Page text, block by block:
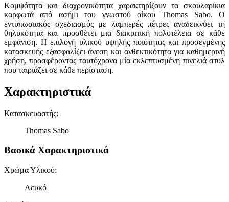
Κομψότητα και διαχρονικότητα χαρακτηρίζουν τα σκουλαρίκια
καρφωτά από ασήμι του γνωστού οίκου Thomas Sabo. Ο
εντυπωσιακός σχεδιασμός με λαμπερές πέτρες αναδεικνύει τη
θηλυκότητα και προσθέτει μια διακριτική πολυτέλεια σε κάθε
εμφάνιση. Η επιλογή υλικού υψηλής ποιότητας και προσεγμένης
κατασκευής εξασφαλίζει άνεση και ανθεκτικότητα για καθημερινή
χρήση, προσφέροντας ταυτόχρονα μία εκλεπτυσμένη πινελιά στυλ
που ταιριάζει σε κάθε περίσταση.
Χαρακτηριστικά
Κατασκευαστής:
Thomas Sabo
Βασικά Χαρακτηριστικά
Χρώμα Υλικού:
Λευκό